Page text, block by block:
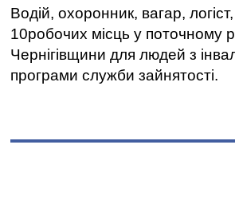
Водій, охоронник, вагар,
10робочих місць у поточному
Чернігівщини для людей з
програми служби зайнятості.